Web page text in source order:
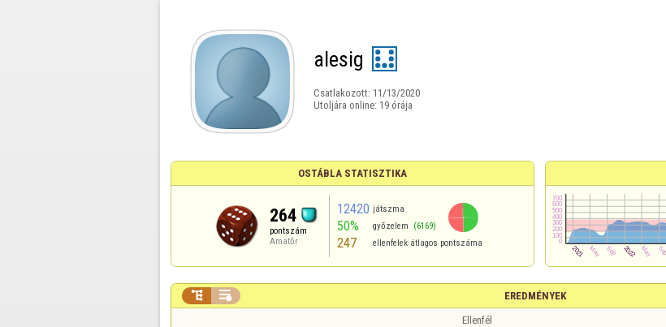
alesig
Csatlakozott: 11/13/2020
Utoljára online: 19 órája
OSTÁBLA STATISZTIKA
264
pontszám
Amatőr
12420 játszma
50% győzelem (6169)
247 ellenfelek átlagos pontszáma
EREDMÉNYEK
 
Ellenfél